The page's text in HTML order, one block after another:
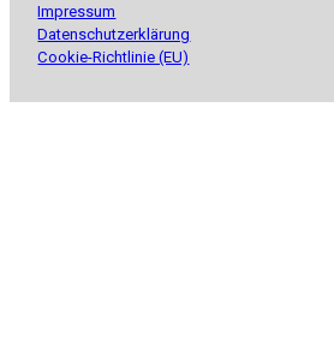
Impressum
Datenschutzerklärung
Cookie-Richtlinie (EU)